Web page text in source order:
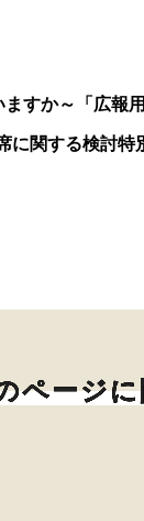
すか～「広報用
に関する検討特
ページ